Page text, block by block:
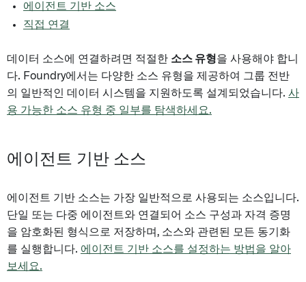
에이전트 기반 소스
직접 연결
데이터 소스에 연결하려면 적절한 소스 유형을 사용해야 합니
다. Foundry에서는 다양한 소스 유형을 제공하여 그룹 전반
의 일반적인 데이터 시스템을 지원하도록 설계되었습니다. 사
용 가능한 소스 유형 중 일부를 탐색하세요.
에이전트 기반 소스
에이전트 기반 소스는 가장 일반적으로 사용되는 소스입니다.
단일 또는 다중 에이전트와 연결되어 소스 구성과 자격 증명
을 암호화된 형식으로 저장하며, 소스와 관련된 모든 동기화
를 실행합니다. 에이전트 기반 소스를 설정하는 방법을 알아
보세요.